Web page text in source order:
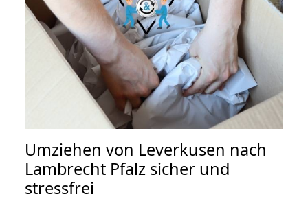
Umziehen von Leverkusen nach
Lambrecht Pfalz sicher und
stressfrei